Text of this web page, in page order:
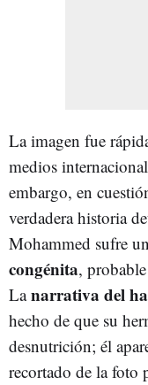
La imagen fue
medios
embargo, en
verdadera historia
Mohammed sufre
congénita,
Lanarrativa del
hecho de que su
desnutrición; él
recortado de la foto